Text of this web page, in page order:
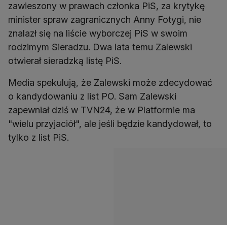
zawieszony w prawach członka PiS, za krytykę
minister spraw zagranicznych Anny Fotygi, nie
znalazł się na liście wyborczej PiS w swoim
rodzimym Sieradzu. Dwa lata temu Zalewski
otwierał sieradzką listę PiS.
Media spekulują, że Zalewski może zdecydować
o kandydowaniu z list PO. Sam Zalewski
zapewniał dziś w TVN24, że w Platformie ma
"wielu przyjaciół", ale jeśli będzie kandydował, to
tylko z list PiS.